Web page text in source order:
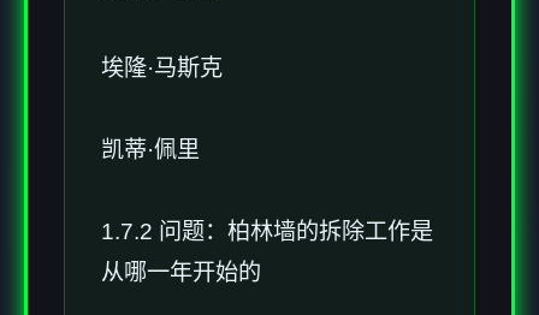
埃隆·马斯克
凯蒂·佩里
1.7.2 问题：柏林墙的拆除工作是
从哪一年开始的